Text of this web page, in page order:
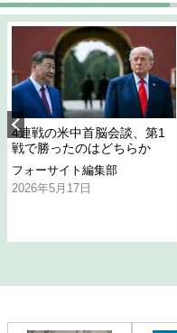
4連戦の米中首脳会談、第1
戦で勝ったのはどちらか
フォーサイト編集部
2026年5月17日